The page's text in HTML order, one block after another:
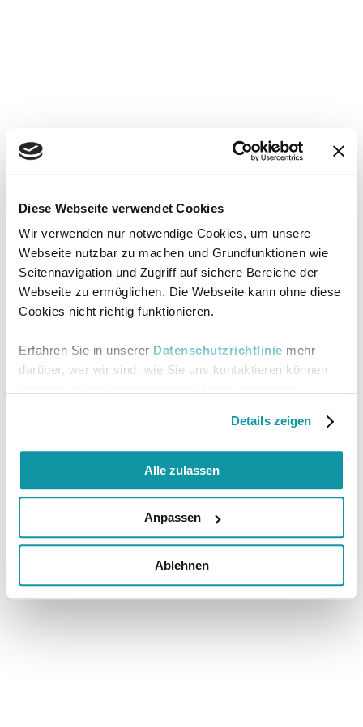
Diese Webseite verwendet Cookies
Wir verwenden nur notwendige Cookies, um unsere
Webseite nutzbar zu machen und Grundfunktionen wie
Seitennavigation und Zugriff auf sichere Bereiche der
Webseite zu ermöglichen. Die Webseite kann ohne diese
Cookies nicht richtig funktionieren.
Erfahren Sie in unserer Datenschutzrichtlinie mehr
darüber, wer wir sind, wie Sie uns kontaktieren können
Details zeigen
Alle zulassen
Anpassen
Ablehnen